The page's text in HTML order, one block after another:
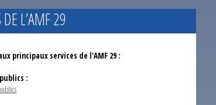
DE L’AMF 29
principaux services de l'AMF 29 :
: